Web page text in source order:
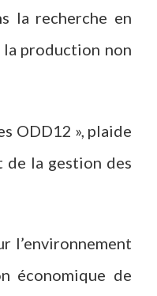
la recherche en
production non
ODD12 », plaide
de la gestion des
l’environnement
économique de